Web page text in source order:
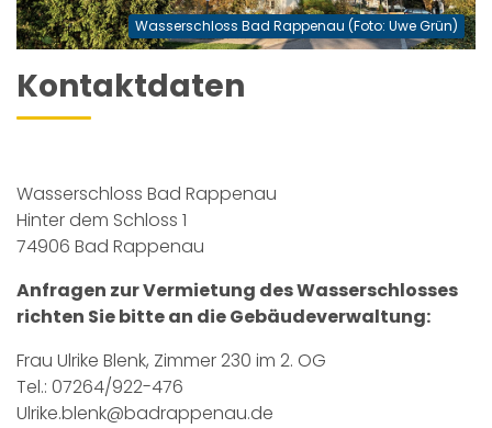
Wasserschloss Bad Rappenau (Foto: Uwe Grün)
Kontaktdaten
Wasserschloss Bad Rappenau
Hinter dem Schloss 1
74906 Bad Rappenau
Anfragen zur Vermietung des Wasserschlosses
richten Sie bitte an die Gebäudeverwaltung:
Frau Ulrike Blenk, Zimmer 230 im 2. OG
Tel.: 07264/922-476
Ulrike.blenk@badrappenau.de